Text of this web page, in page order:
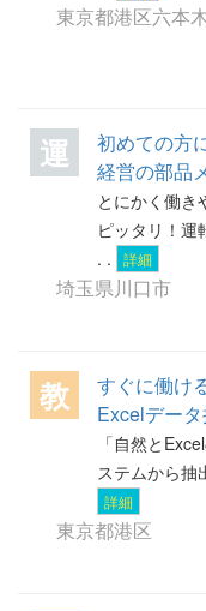
東京都港区六本
運
初めての方
経営の部品
とにかく働き
ピッタリ！運
. .
詳細
埼玉県川口市
教
すぐに働け
Excelデー
「自然と
ステムから抽
詳細
東京都港区